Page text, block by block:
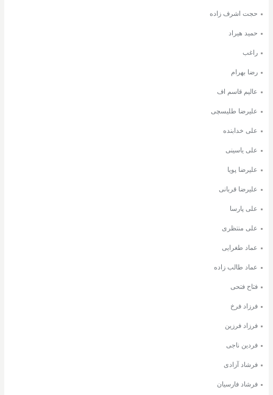
حجت اشرف زاده
حمید هیراد
راغب
رضا بهرام
عالیم قاسم اف
علیرضا طلیسچی
علی خدابنده
علی یاسینی
علیرضا پویا
علیرضا قربانی
علی پارسا
علی منتظری
عماد طغرایی
عماد طالب زاده
فتاح فتحی
فرزاد فرخ
فرزاد فرزین
فردین ناجی
فرشاد آزادی
فرشاد فارسیان